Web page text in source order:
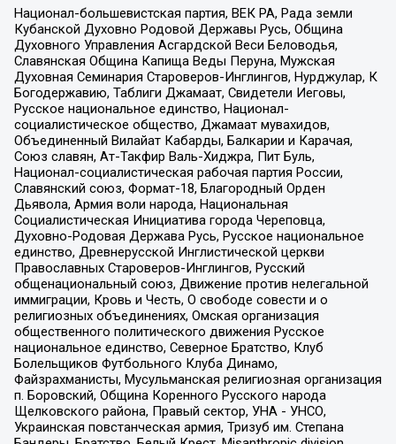
Национал-большевистская партия, ВЕК РА, Рада земли
Кубанской Духовно Родовой Державы Русь, Община
Духовного Управления Асгардской Веси Беловодья,
Славянская Община Капища Веды Перуна, Мужская
Духовная Семинария Староверов-Инглингов, Нурджулар, К
Богодержавию, Таблиги Джамаат, Свидетели Иеговы,
Русское национальное единство, Национал-
социалистическое общество, Джамаат мувахидов,
Объединенный Вилайат Кабарды, Балкарии и Карачая,
Союз славян, Ат-Такфир Валь-Хиджра, Пит Буль,
Национал-социалистическая рабочая партия России,
Славянский союз, Формат-18, Благородный Орден
Дьявола, Армия воли народа, Национальная
Социалистическая Инициатива города Череповца,
Духовно-Родовая Держава Русь, Русское национальное
единство, Древнерусской Инглистической церкви
Православных Староверов-Инглингов, Русский
общенациональный союз, Движение против нелегальной
иммиграции, Кровь и Честь, О свободе совести и о
религиозных объединениях, Омская организация
общественного политического движения Русское
национальное единство, Северное Братство, Клуб
Болельщиков Футбольного Клуба Динамо,
Файзрахманисты, Мусульманская религиозная организация
п. Боровский, Община Коренного Русского народа
Щелковского района, Правый сектор, УНА - УНСО,
Украинская повстанческая армия, Тризуб им. Степана